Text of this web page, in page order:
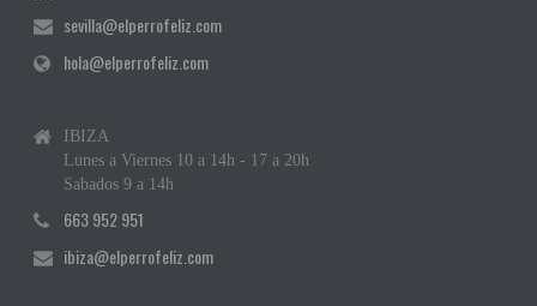
sevilla@elperrofeliz.com
hola@elperrofeliz.com
IBIZA
Lunes a Viernes 10 a 14h - 17 a 20h
Sabados 9 a 14h
663 952 951
ibiza@elperrofeliz.com